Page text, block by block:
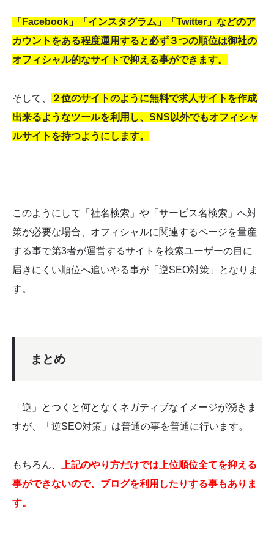
「Facebook」「インスタグラム」「Twitter」などのア
カウントをある程度運用すると必ず３つの順位は御社の
オフィシャル的なサイトで抑える事ができます。
そして、
２位のサイトのように無料で求人サイトを作成
出来るようなツールを利用し、SNS以外でもオフィシャ
ルサイトを持つようにします。
このようにして「社名検索」や「サービス名検索」へ対
策が必要な場合、オフィシャルに関連するページを量産
する事で第3者が運営するサイトを検索ユーザーの目に
届きにくい順位へ追いやる事が「逆SEO対策」となりま
す。
まとめ
「逆」とつくと何となくネガティブなイメージが湧きま
すが、「逆SEO対策」は普通の事を普通に行います。
もちろん、
上記のやり方だけでは上位順位全てを抑える
事ができないので、ブログを利用したりする事もありま
す。